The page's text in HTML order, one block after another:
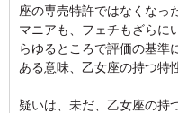
座の専売特許ではなくなっ
マニアも、フェチもざらに
らゆるところで評価の基準
ある意味、乙女座の持つ特
疑いは、未だ、乙女座の持